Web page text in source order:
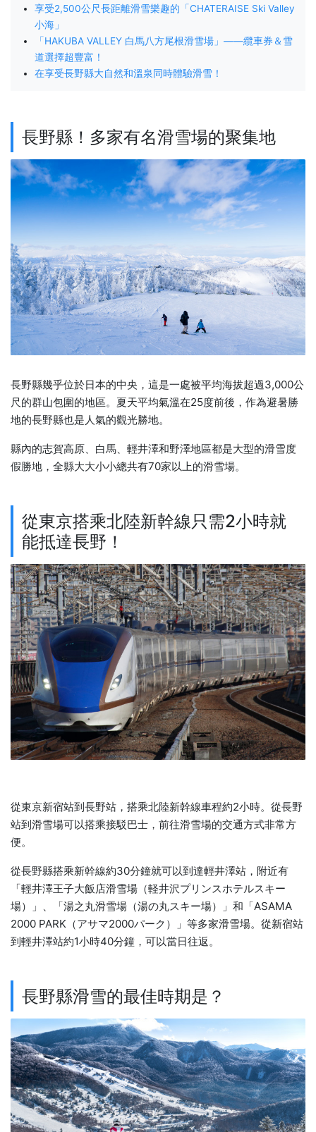
享受2,500公尺長距離滑雪樂趣的「CHATERAISE Ski Valley
小海」
「HAKUBA VALLEY 白馬八方尾根滑雪場」——纜車券＆雪
道選擇超豐富！
在享受長野縣大自然和溫泉同時體驗滑雪！
長野縣！多家有名滑雪場的聚集地
長野縣幾乎位於日本的中央，這是一處被平均海拔超過3,000公
尺的群山包圍的地區。夏天平均氣溫在25度前後，作為避暑勝
地的長野縣也是人氣的觀光勝地。
縣內的志賀高原、白馬、輕井澤和野澤地區都是大型的滑雪度
假勝地，全縣大大小小總共有70家以上的滑雪場。
從東京搭乘北陸新幹線只需2小時就
能抵達長野！
從東京新宿站到長野站，搭乘北陸新幹線車程約2小時。從長野
站到滑雪場可以搭乘接駁巴士，前往滑雪場的交通方式非常方
便。
從長野縣搭乘新幹線約30分鐘就可以到達輕井澤站，附近有
「輕井澤王子大飯店滑雪場（軽井沢プリンスホテルスキー
場）」、「湯之丸滑雪場（湯の丸スキー場）」和「ASAMA
2000 PARK（アサマ2000パーク）」等多家滑雪場。從新宿站
到輕井澤站約1小時40分鐘，可以當日往返。
長野縣滑雪的最佳時期是？